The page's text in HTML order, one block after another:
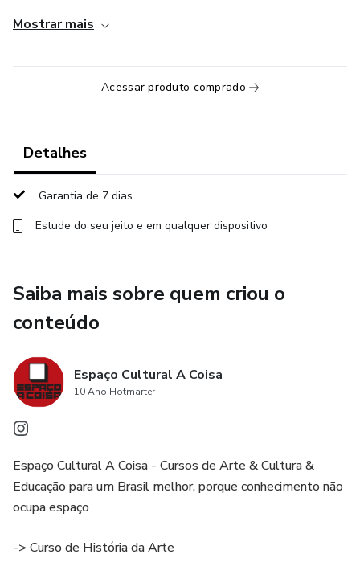
Lucas compartilha sua paixão e expertise, incentivando os
Seja você um novato ansioso por colocar sua primeira
história no papel ou um escritor experiente buscando novas
jornada enriquecedora e inspiradora no mundo da escrita
criativa!
Mostrar mais
Acessar produto comprado
Detalhes
Garantia de 7 dias
Estude do seu jeito e em qualquer dispositivo
Saiba mais sobre quem criou o
conteúdo
Espaço Cultural A Coisa
10 Ano Hotmarter
Espaço Cultural A Coisa - Cursos de Arte & Cultura &
Educação para um Brasil melhor, porque conhecimento não
ocupa espaço
-> Curso de História da Arte